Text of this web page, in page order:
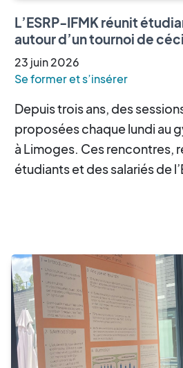
L’ESRP-IFMK réunit
autour d’un tournoi de
23 juin2026
Se former et s’insérer
Depuis trois ans, des
proposées chaque lundi au
à Limoges. Ces rencontres,
étudiants et des salariés de